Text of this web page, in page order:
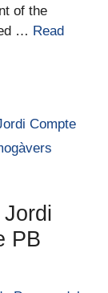
of the
… Read
Compte
PB